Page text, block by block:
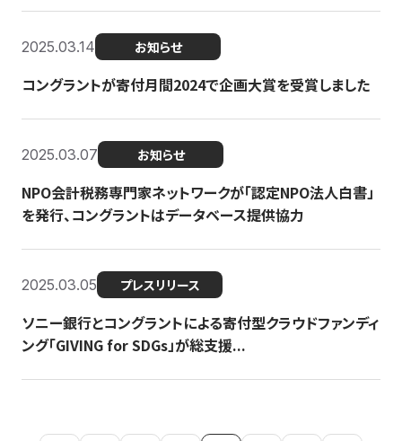
2025.03.14 お知らせ
コングラントが寄付月間2024で企画大賞を受賞しました
2025.03.07 お知らせ
NPO会計税務専門家ネットワークが「認定NPO法人白書」
を発行、コングラントはデータベース提供協力
2025.03.05 プレスリリース
ソニー銀行とコングラントによる寄付型クラウドファンディ
ング「GIVING for SDGs」が総支援...